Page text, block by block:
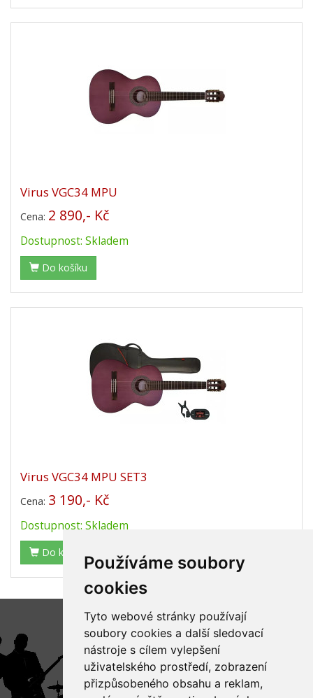
Používáme soubory
cookies
Tyto webové stránky používají
soubory cookies a další sledovací
nástroje s cílem vylepšení
uživatelského prostředí, zobrazení
přizpůsobeného obsahu a reklam,
Virus VGC34 MPU
Cena: 2 890,- Kč
Dostupnost: Skladem
Do košíku
Virus VGC34 MPU SET3
Cena: 3 190,- Kč
Dostupnost: Skladem
Do košíku